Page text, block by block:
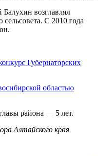
возглавлял
С 2010 года
Губернаторских
областью
района — 5 лет.
Алтайского края